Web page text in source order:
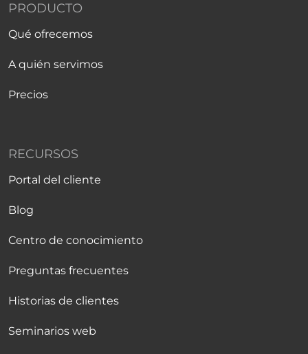
PRODUCTO
Qué ofrecemos
A quién servimos
Precios
RECURSOS
Portal del cliente
Blog
Centro de conocimiento
Preguntas frecuentes
Historias de clientes
Seminarios web